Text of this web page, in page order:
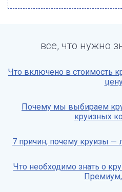
все, что нужно
Что включено в стоимость
Почему мы выбираем
круизных
7 причин, почему круизы —
Что необходимо знать о